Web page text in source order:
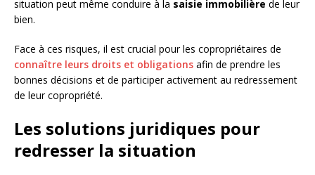
situation peut même conduire à la saisie immobilière de leur
bien.
Face à ces risques, il est crucial pour les copropriétaires de
connaître leurs droits et obligations afin de prendre les
bonnes décisions et de participer activement au redressement
de leur copropriété.
Les solutions juridiques pour
redresser la situation